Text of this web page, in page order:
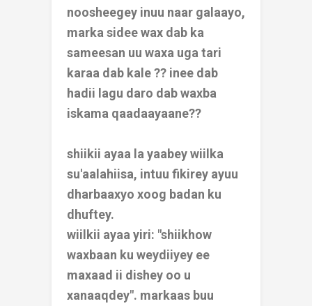
noosheegey inuu naar galaayo,
marka sidee wax dab ka
sameesan uu waxa uga tari
karaa dab kale ?? inee dab
hadii lagu daro dab waxba
iskama qaadaayaane??
shiikii ayaa la yaabey wiilka
su'aalahiisa, intuu fikirey ayuu
dharbaaxyo xoog badan ku
dhuftey.
wiilkii ayaa yiri: "shiikhow
waxbaan ku weydiiyey ee
maxaad ii dishey oo u
xanaaqdey". markaas buu